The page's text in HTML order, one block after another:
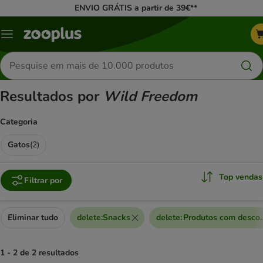
ENVIO GRÁTIS a partir de 39€**
Menu
Pesquisar
produtos
Resultados por Wild Freedom
Categoria
Gatos(2)
Filtrar por Top vendas
Eliminar tudo delete:Snacks delete:Produtos com
1 - 2 de 2 resultados